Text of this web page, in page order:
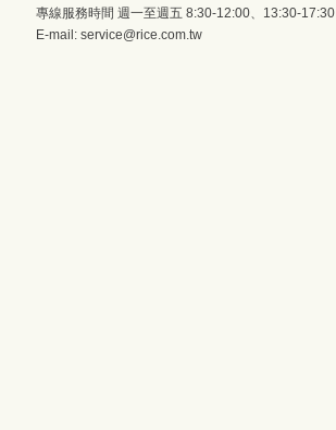
專線服務時間 週一至週五 8:30-12:00、13:30-17:30
E-mail: service@rice.com.tw